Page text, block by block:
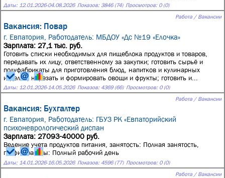
Даты: 12.01.2026-04.08.2026 Показов: 3846 (74) Просмотров: 0 (0)
Работа / Вакансии
Вакансия: Повар
г. Евпатория, Работодатель: МБДОУ «Дс №19 «Елочка»
Зарплата: 27,1 тыс. руб.
Готовить списки необходимых для пищеблока продуктов и товаров,
передавать их лицу, ответственному за закупки; готовить сырьё и
полуфабрикаты для приготовления блюд, напитков и кулинарных
изделий; нарезать и формировать овощи и фрукты; готовить и...
Даты: 12.01.2026-14.05.2026 Показов: 4369 (66) Просмотров: 0 (0)
Работа / Вакансии
Вакансия: Бухгалтер
г. Евпатория, Работодатель: ГБУЗ РК «Евпаторийский
психоневрологический диспан
Зарплата: 27093-40000 руб.
Ведение учета продуктов питания, занятость: Полная занятость,
график работы: Полный рабочий день
Даты: 14.01.2026-16.05.2026 Показов: 4596 (77) Просмотров: 0 (0)
Работа / Вакансии